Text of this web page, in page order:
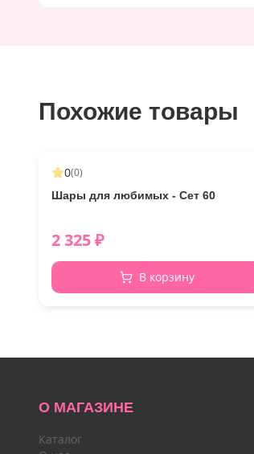
Похожие товары
0(0)
Шары для любимых - Сет 60
2 325₽
В корзину
О МАГАЗИНЕ
Каталог